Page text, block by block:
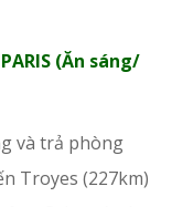
PARIS (Ăn sáng/
và trả phòng
Troyes (227km)